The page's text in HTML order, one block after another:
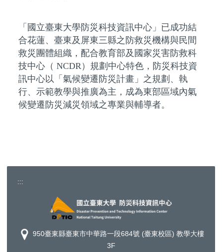
「國立臺東大學防災科技資訊中心」已成功結
合花蓮、臺東及屏東三縣之防救災機構與民間
救災團體組織，配合教育部及國家災害防救科
技中心（ NCDR）規劃中心特色，防災科技資
訊中心以「氣候變遷防災計畫」之規劃、執
行、示範教學與推廣為主，成為東部區域內氣
候變遷防災減災領域之專業與輔導者。
:::
950臺東縣臺東市中華路一段684號 (臺東校區) 教學大樓
3F